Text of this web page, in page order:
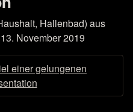
Hallenbad) aus
November 2019
einer gelungenen